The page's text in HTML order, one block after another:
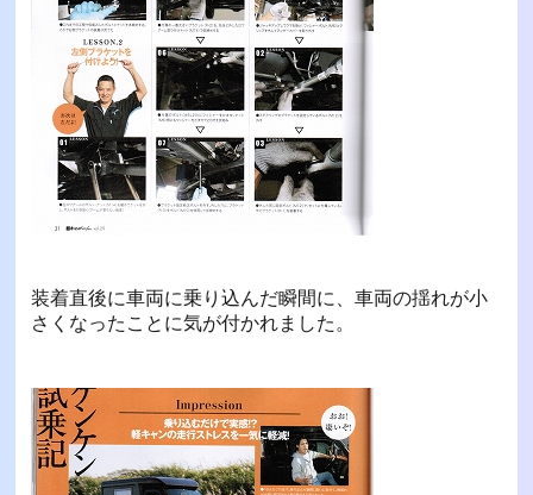
装着直後に車両に乗り込んだ瞬間に、車両の揺れが小
さくなったことに気が付かれました。